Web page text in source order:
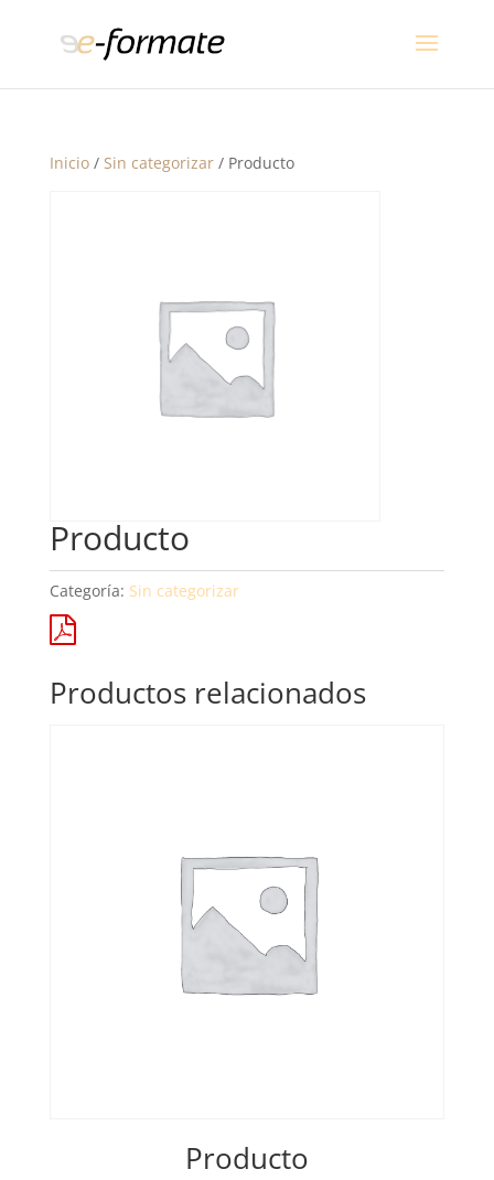
Inicio/ Sin categorizar/ Producto
Producto
Categoría: Sin categorizar
Productos relacionados
Producto